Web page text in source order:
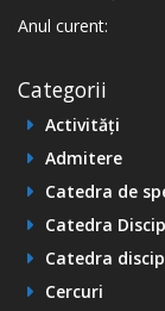
Anul curent:
Categorii
Activități
Admitere
Catedra de
Catedra
Catedra
Cercuri